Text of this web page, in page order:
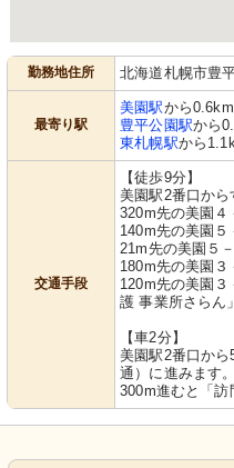
勤務地住所 北海道札幌市豊
最寄り駅
美園駅から0.6km
豊平公園駅から
東札幌駅から
交通手段
【徒歩9分】
美園駅2番口から
320m先の美園４
140m先の美園５
21m先の美園５
180m先の美園３
120m先の美園
護 事業所さらん
【車2分】
美園駅2番口か
通）に進みます。
300m進むと「訪